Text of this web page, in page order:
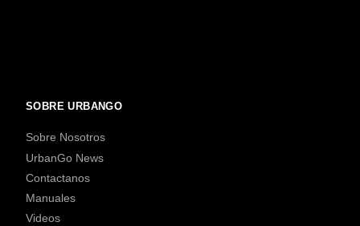
SOBRE URBANGO
Sobre Nosotros
UrbanGo News
Contactanos
Manuales
Videos